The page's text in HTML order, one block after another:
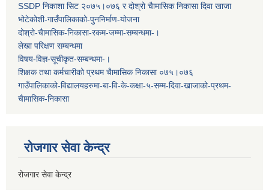
SSDP निकाशा सिट २०७५।०७६ र दोश्रो चैामासिक निकासा दिवा खाजा
भोटेकोशी-गाउँपालिकाको-पुननिर्माण-योजना
दोश्रो-चैामासिक-निकासा-रकम-जम्मा-सम्बन्धमा-।
लेखा परिक्षण सम्बन्धमा
विषय-विज्ञ-सूचीकृत-सम्बन्धमा-।
शिक्षक तथा कर्मचारीको प्रथम च‌ैामासिक निकासा ०७५।०७६
गाउँपालिकाको-विद्यालयहरुमा-बा-वि-के-कक्षा-५-सम्म-दिवा-खाजाको-प्रथम-
चैामासिक-निकासा
रोजगार सेवा केन्द्र
रोजगार सेवा केन्द्र